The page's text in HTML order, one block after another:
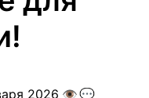
2026 👁️💬